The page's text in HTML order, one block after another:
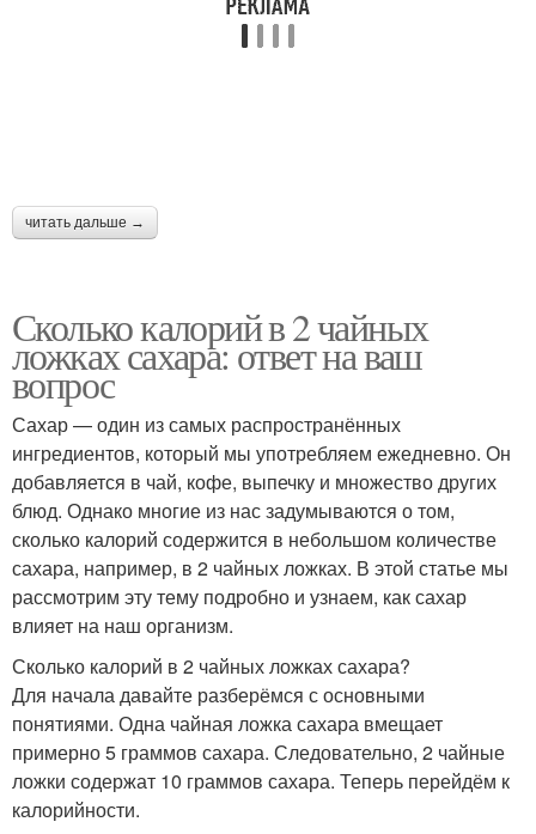
читать дальше →
Сколько калорий в 2 чайных
ложках сахара: ответ на ваш
вопрос
Сахар — один из самых распространённых
ингредиентов, который мы употребляем ежедневно. Он
добавляется в чай, кофе, выпечку и множество других
блюд. Однако многие из нас задумываются о том,
сколько калорий содержится в небольшом количестве
сахара, например, в 2 чайных ложках. В этой статье мы
рассмотрим эту тему подробно и узнаем, как сахар
влияет на наш организм.
Сколько калорий в 2 чайных ложках сахара?
Для начала давайте разберёмся с основными
понятиями. Одна чайная ложка сахара вмещает
примерно 5 граммов сахара. Следовательно, 2 чайные
ложки содержат 10 граммов сахара. Теперь перейдём к
калорийности.